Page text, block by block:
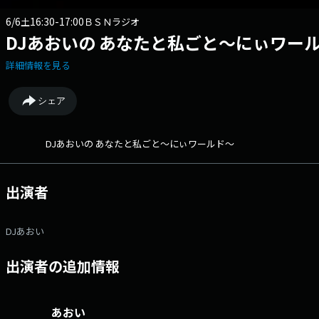
6/6土16:30-17:00 ＢＳＮラジオ
DJあおいの あなたと私ごと～にぃワー
詳細情報を見る
シェア
DJあおいの あなたと私ごと～にぃワールド～
出演者
DJあおい
出演者の追加情報
あおい